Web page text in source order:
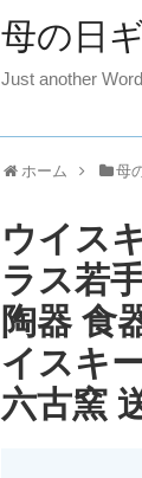
母の日
Just another
ホーム 母
ウイス
ラス若
陶器 食
イスキ
六古窯